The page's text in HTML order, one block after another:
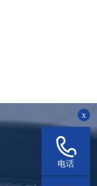
x
电话